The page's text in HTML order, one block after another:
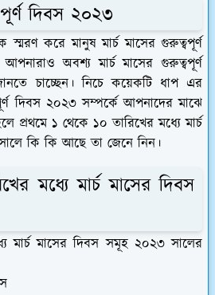
দিবস ২০২৩
স্মরণ করে মানুষ মার্চ মাসের গুরুত্বপূর্ণ
অবশ্য মার্চ মাসের গুরুত্বপূর্ণ
চাচ্ছেন। নিচে কয়েকটি ধাপ এর
দিবস ২০২৩ সম্পর্কে আপনাদের মাঝে
প্রথমে ১ থেকে ১০ তারিখের মধ্যে মার্চ
কি কি আছে তা জেনে নিন।
মধ্যে মার্চ মাসের দিবস
মার্চ মাসের দিবস সমূহ ২০২৩ সালের